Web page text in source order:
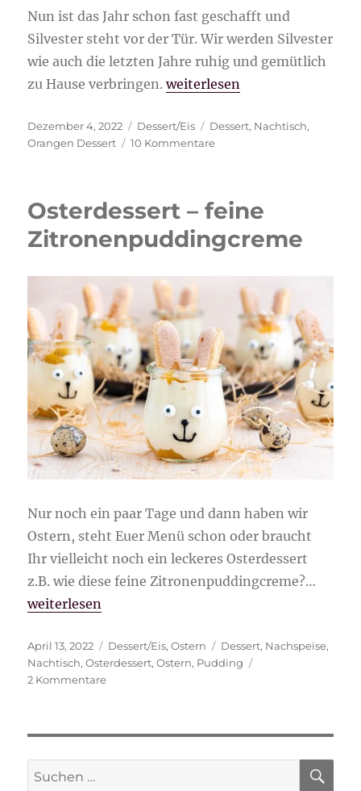
Nun ist das Jahr schon fast geschafft und
Silvester steht vor der Tür. Wir werden Silvester
wie auch die letzten Jahre ruhig und gemütlich
zu Hause verbringen.„Orangen-Sekt Dessert“
weiterlesen
Veröffentlicht
am
Dezember 4, 2022 Kategorien
Dessert/Eis Schlagwörter
Dessert, Nachtisch,
Orangen Dessert
10 Kommentarezu
Osterdessert – feine
Zitronenpuddingcreme
Nur noch ein paar Tage und dann haben wir
Ostern, steht Euer Menü schon oder braucht
Ihr vielleicht noch ein leckeres Osterdessert
z.B. wie diese feine Zitronenpuddingcreme?…
„Osterdessert – feine Zitronenpuddingcreme“
weiterlesen
Veröffentlicht
am
April 13, 2022 Kategorien
Dessert/Eis,Ostern Schlagwörter
Dessert, Nachspeise,
Nachtisch,Osterdessert,Ostern, Pudding
2 Kommentarezu
Suche